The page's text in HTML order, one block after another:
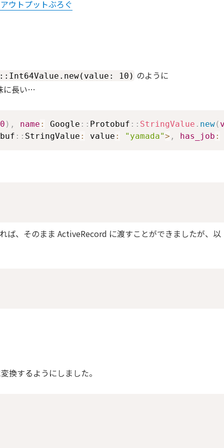
ウトプットぶろぐ
10) のように
に長い…
) , name : Google :: Protobuf :: StringValue . new(
:: StringValue : value : "yamada"> , has_job :
ば、そのまま ActiveRecord に渡すことができましたが、以
換するようにしました。